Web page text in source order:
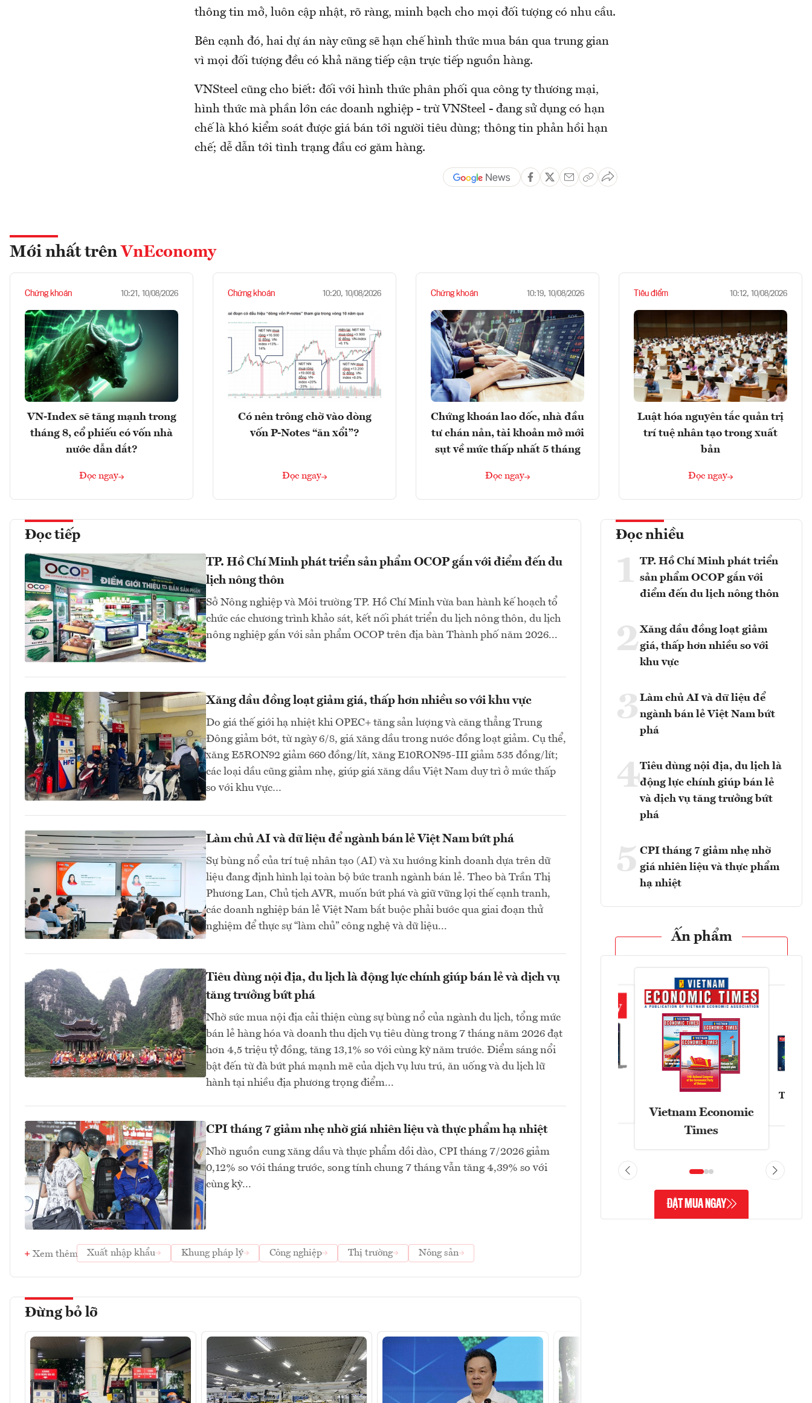
thông tin mở, luôn cập nhật, rõ ràng, minh bạch cho mọi đối tượng có nhu cầu.
Bên cạnh đó, hai dự án này cũng sẽ hạn chế hình thức mua bán qua trung gian
vì mọi đối tượng đều có khả năng tiếp cận trực tiếp nguồn hàng.
VNSteel cũng cho biết: đối với hình thức phân phối qua công ty thương mại,
hình thức mà phần lớn các doanh nghiệp - trừ VNSteel - đang sử dụng có hạn
chế là khó kiểm soát được giá bán tới người tiêu dùng; thông tin phản hồi hạn
chế; dễ dẫn tới tình trạng đầu cơ găm hàng.
Mới nhất trên VnEconomy
Chứng khoán 10:21, 10/08/2026
VN-Index sẽ tăng mạnh trong
tháng 8, cổ phiếu có vốn nhà
nước dẫn dắt?
Đọc ngay
Chứng khoán 10:20, 10/08/2026
Có nên trông chờ vào dòng
vốn P-Notes “ăn xổi”?
Đọc ngay
Chứng khoán 10:19, 10/08/2026
Chứng khoán lao dốc, nhà đầu
tư chán nản, tài khoản mở mới
sụt về mức thấp nhất 5 tháng
Đọc ngay
Tiêu điểm 10:12, 10/08/2026
Luật hóa nguyên tắc quản trị
trí tuệ nhân tạo trong xuất
bản
Đọc ngay
Đọc tiếp
TP. Hồ Chí Minh phát triển sản phẩm OCOP gắn với điểm đến du
lịch nông thôn
Sở Nông nghiệp và Môi trường TP. Hồ Chí Minh vừa ban hành kế hoạch tổ
chức các chương trình khảo sát, kết nối phát triển du lịch nông thôn, du lịch
nông nghiệp gắn với sản phẩm OCOP trên địa bàn Thành phố năm 2026...
Xăng dầu đồng loạt giảm giá, thấp hơn nhiều so với khu vực
Do giá thế giới hạ nhiệt khi OPEC+ tăng sản lượng và căng thẳng Trung
Đông giảm bớt, từ ngày 6/8, giá xăng dầu trong nước đồng loạt giảm. Cụ thể,
xăng E5RON92 giảm 660 đồng/lít, xăng E10RON95-III giảm 535 đồng/lít;
các loại dầu cũng giảm nhẹ, giúp giá xăng dầu Việt Nam duy trì ở mức thấp
so với khu vực…
Làm chủ AI và dữ liệu để ngành bán lẻ Việt Nam bứt phá
Sự bùng nổ của trí tuệ nhân tạo (AI) và xu hướng kinh doanh dựa trên dữ
liệu đang định hình lại toàn bộ bức tranh ngành bán lẻ. Theo bà Trần Thị
Phương Lan, Chủ tịch AVR, muốn bứt phá và giữ vững lợi thế cạnh tranh,
các doanh nghiệp bán lẻ Việt Nam bắt buộc phải bước qua giai đoạn thử
nghiệm để thực sự “làm chủ” công nghệ và dữ liệu...
Tiêu dùng nội địa, du lịch là động lực chính giúp bán lẻ và dịch vụ
tăng trưởng bứt phá
Nhờ sức mua nội địa cải thiện cùng sự bùng nổ của ngành du lịch, tổng mức
bán lẻ hàng hóa và doanh thu dịch vụ tiêu dùng trong 7 tháng năm 2026 đạt
hơn 4,5 triệu tỷ đồng, tăng 13,1% so với cùng kỳ năm trước. Điểm sáng nổi
bật đến từ đà bứt phá mạnh mẽ của dịch vụ lưu trú, ăn uống và du lịch lữ
hành tại nhiều địa phương trọng điểm...
CPI tháng 7 giảm nhẹ nhờ giá nhiên liệu và thực phẩm hạ nhiệt
Nhờ nguồn cung xăng dầu và thực phẩm dồi dào, CPI tháng 7/2026 giảm
0,12% so với tháng trước, song tính chung 7 tháng vẫn tăng 4,39% so với
cùng kỳ...
Xem thêm Xuất nhập khẩu Khung pháp lý Công nghiệp Thị trường Nông sản
Đừng bỏ lỡ
Đọc nhiều
1 TP. Hồ Chí Minh phát triển
sản phẩm OCOP gắn với
điểm đến du lịch nông thôn
2Xăng dầu đồng loạt giảm
giá, thấp hơn nhiều so với
khu vực
3 Làm chủ AI và dữ liệu để
ngành bán lẻ Việt Nam bứt
phá
4Tiêu dùng nội địa, du lịch là
động lực chính giúp bán lẻ
và dịch vụ tăng trưởng bứt
phá
5 CPI tháng 7 giảm nhẹ nhờ
giá nhiên liệu và thực phẩm
hạ nhiệt
Ấn phẩm
Vietnam Economic
Times
Tạp
ĐẶT MUA NGAY